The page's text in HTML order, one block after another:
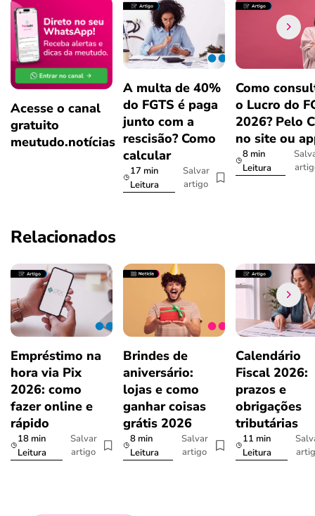
Acesse o canal
gratuito
meutudo.notícias
A multa de 40%
do FGTS é paga
junto com a
rescisão? Como
calcular
17 min
Leitura
Salvar
artigo
Como
o Lucro do
2026? Pelo
no site ou
8 min
Leitura
Relacionados
Empréstimo na
hora via Pix
2026: como
fazer online e
rápido
18 min
Leitura
Salvar
artigo
Brindes de
aniversário:
lojas e como
ganhar coisas
grátis 2026
8 min
Leitura
Salvar
artigo
Calendário
Fiscal 2026:
prazos e
obrigações
tributárias
11 min
Leitura